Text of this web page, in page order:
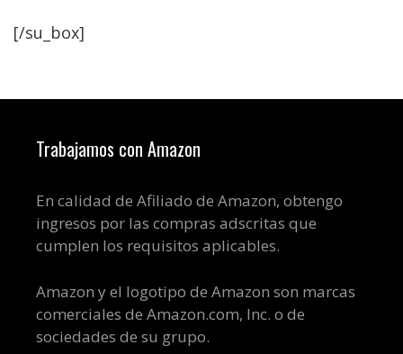
[/su_box]
Trabajamos con Amazon
En calidad de Afiliado de Amazon, obtengo
ingresos por las compras adscritas que
cumplen los requisitos aplicables.
Amazon y el logotipo de Amazon son marcas
comerciales de Amazon.com, Inc. o de
sociedades de su grupo.